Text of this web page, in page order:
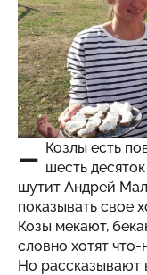
– Козлы есть
шесть
шутит Андрей
показывать свое
Козы мекают,
словно хотят что-
Но рассказывают